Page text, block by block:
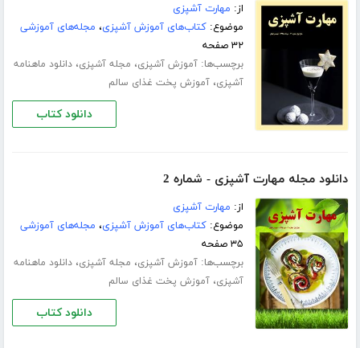
از: مهارت آشپزی
موضوع:کتاب‌های آموزش آشپزی، مجله‌های آموزشی
۳۲ صفحه
برچسب‌ها:آموزش آشپزی، مجله آشپزی،دانلود ماهنامه
آشپزی،آموزش پخت غذای سالم
دانلود کتاب
دانلود مجله مهارت آشپزی - شماره 2
از: مهارت آشپزی
موضوع:کتاب‌های آموزش آشپزی، مجله‌های آموزشی
۳۵ صفحه
برچسب‌ها:آموزش آشپزی، مجله آشپزی،دانلود ماهنامه
آشپزی،آموزش پخت غذای سالم
دانلود کتاب